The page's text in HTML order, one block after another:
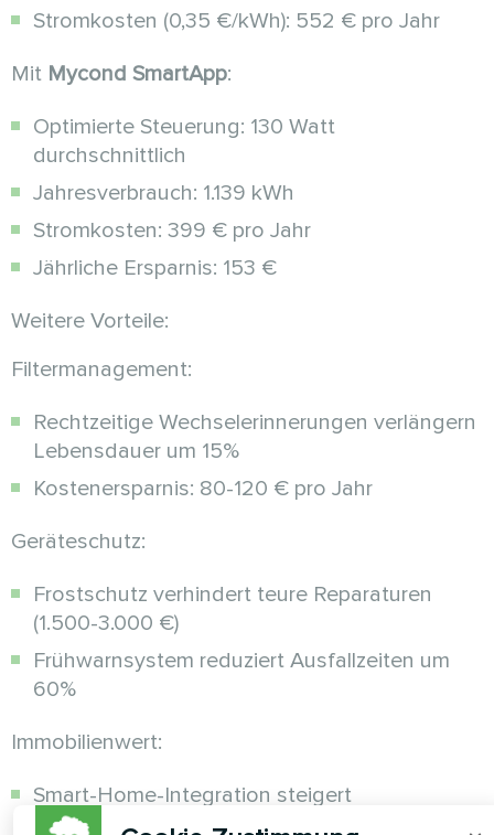
Stromkosten (0,35 €/kWh): 552 € pro Jahr
Mit Mycond SmartApp:
Optimierte Steuerung: 130 Watt
durchschnittlich
Jahresverbrauch: 1.139 kWh
Stromkosten: 399 € pro Jahr
Jährliche Ersparnis: 153 €
Weitere Vorteile:
Filtermanagement:
Rechtzeitige Wechselerinnerungen verlängern
Lebensdauer um 15%
Kostenersparnis: 80-120 € pro Jahr
Geräteschutz:
Frostschutz verhindert teure Reparaturen
(1.500-3.000 €)
Frühwarnsystem reduziert Ausfallzeiten um
60%
Immobilienwert:
Smart-Home-Integration steigert
Verkaufspreis um 3-5%